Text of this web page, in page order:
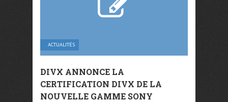
ACTUALITÉS
DIVX ANNONCE LA
CERTIFICATION DIVX DE LA
NOUVELLE GAMME SONY